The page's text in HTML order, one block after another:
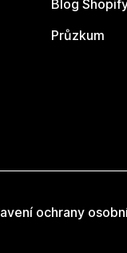
Blog
Průzkum
ochrany